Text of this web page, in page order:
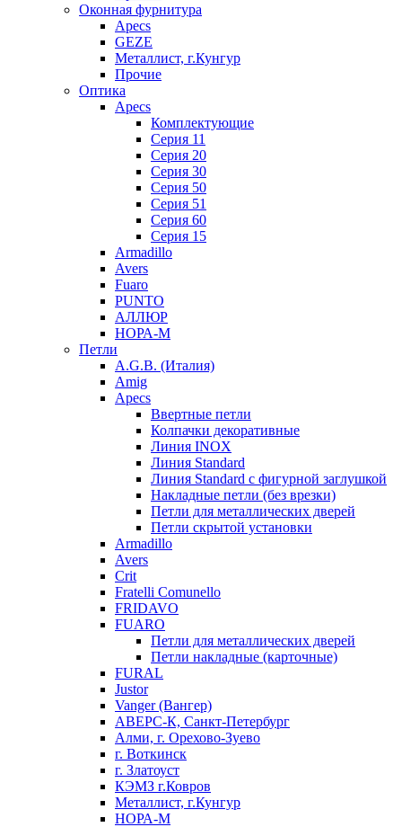
Оконная фурнитура
Apecs
GEZE
Металлист, г.Кунгур
Прочие
Оптика
Apecs
Комплектующие
Серия 11
Серия 20
Серия 30
Серия 50
Серия 51
Серия 60
Серия 15
Armadillo
Avers
Fuaro
PUNTO
АЛЛЮР
НОРА-М
Петли
A.G.B. (Италия)
Amig
Apecs
Ввертные петли
Колпачки декоративные
Линия INOX
Линия Standard
Линия Standard с фигурной заглушкой
Накладные петли (без врезки)
Петли для металлических дверей
Петли скрытой установки
Armadillo
Avers
Crit
Fratelli Comunello
FRIDAVO
FUARO
Петли для металлических дверей
Петли накладные (карточные)
FURAL
Justor
Vanger (Вангер)
АВЕРС-К, Санкт-Петербург
Алми, г. Орехово-Зуево
г. Воткинск
г. Златоуст
КЭМЗ г.Ковров
Металлист, г.Кунгур
НОРА-М